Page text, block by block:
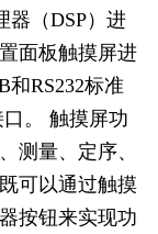
器（DSP）进
面板触摸屏进
RS232标准
。 触摸屏功
测量、定序、
可以通过触摸
按钮来实现功